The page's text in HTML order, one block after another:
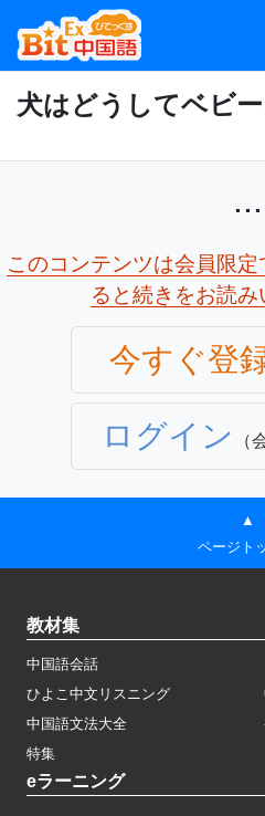
犬はどうしてベビ
...
このコンテンツは会員限
ると続きをお読み
今すぐ登
ログイン （
▲
ページト
教材集
中国語会話
ひよこ中文リスニング
中国語文法大全
特集
eラーニング